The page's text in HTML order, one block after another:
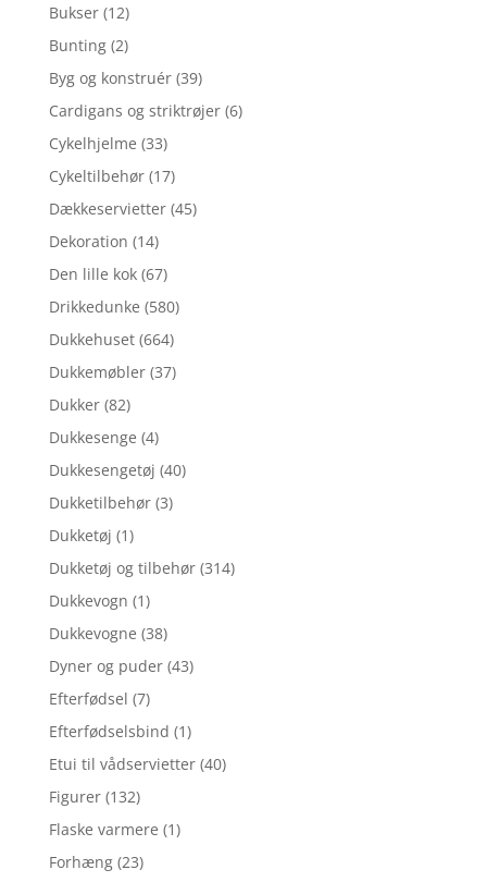
Bukser (12)
Bunting (2)
Byg og konstruér (39)
Cardigans og striktrøjer (6)
Cykelhjelme (33)
Cykeltilbehør (17)
Dækkeservietter (45)
Dekoration (14)
Den lille kok (67)
Drikkedunke (580)
Dukkehuset (664)
Dukkemøbler (37)
Dukker (82)
Dukkesenge (4)
Dukkesengetøj (40)
Dukketilbehør (3)
Dukketøj (1)
Dukketøj og tilbehør (314)
Dukkevogn (1)
Dukkevogne (38)
Dyner og puder (43)
Efterfødsel (7)
Efterfødselsbind (1)
Etui til vådservietter (40)
Figurer (132)
Flaske varmere (1)
Forhæng (23)